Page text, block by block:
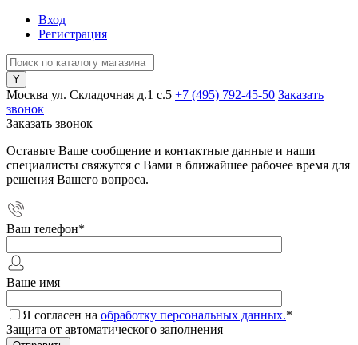
Вход
Регистрация
Москва ул. Складочная д.1 c.5 +7 (495) 792-45-50 Заказать
звонок
Заказать звонок
Оставьте Ваше сообщение и контактные данные и наши
специалисты свяжутся с Вами в ближайшее рабочее время для
решения Вашего вопроса.
Ваш телефон*
Ваше имя
Я согласен на обработку персональных данных.*
Защита от автоматического заполнения